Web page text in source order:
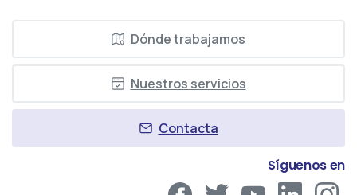
Dónde trabajamos
Nuestros servicios
Contacta
Síguenos en